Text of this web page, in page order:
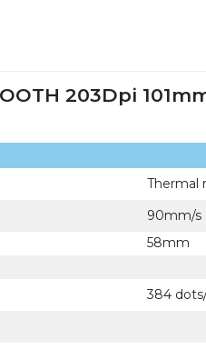
203Dpi
Thermal
90mm/s
58mm
384